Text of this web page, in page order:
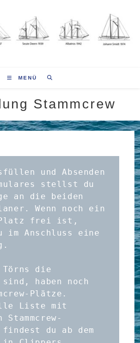
MENÜ
Stammcrew
und Absenden
stellst du
an die beiden
Wenn noch ein
Platz frei ist,
im Anschluss eine
die
sind, haben noch
Plätze.
Liste mit
Stammcrew-
du ab dem